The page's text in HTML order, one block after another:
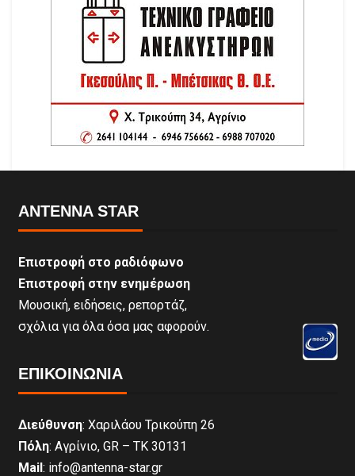
ANTENNA STAR
Επιστροφή στο ραδιόφωνο
Επιστροφή στην ενημέρωση
Μουσική, ειδήσεις, ρεπορτάζ,
σχόλια για όλα όσα μας αφορούν.
ΕΠΙΚΟΙΝΩΝΊΑ
Διεύθυνση: Χαριλάου Τρικούπη 26
Πόλη: Αγρίνιο, GR – ΤΚ 30131
Mail: info@antenna-star.gr